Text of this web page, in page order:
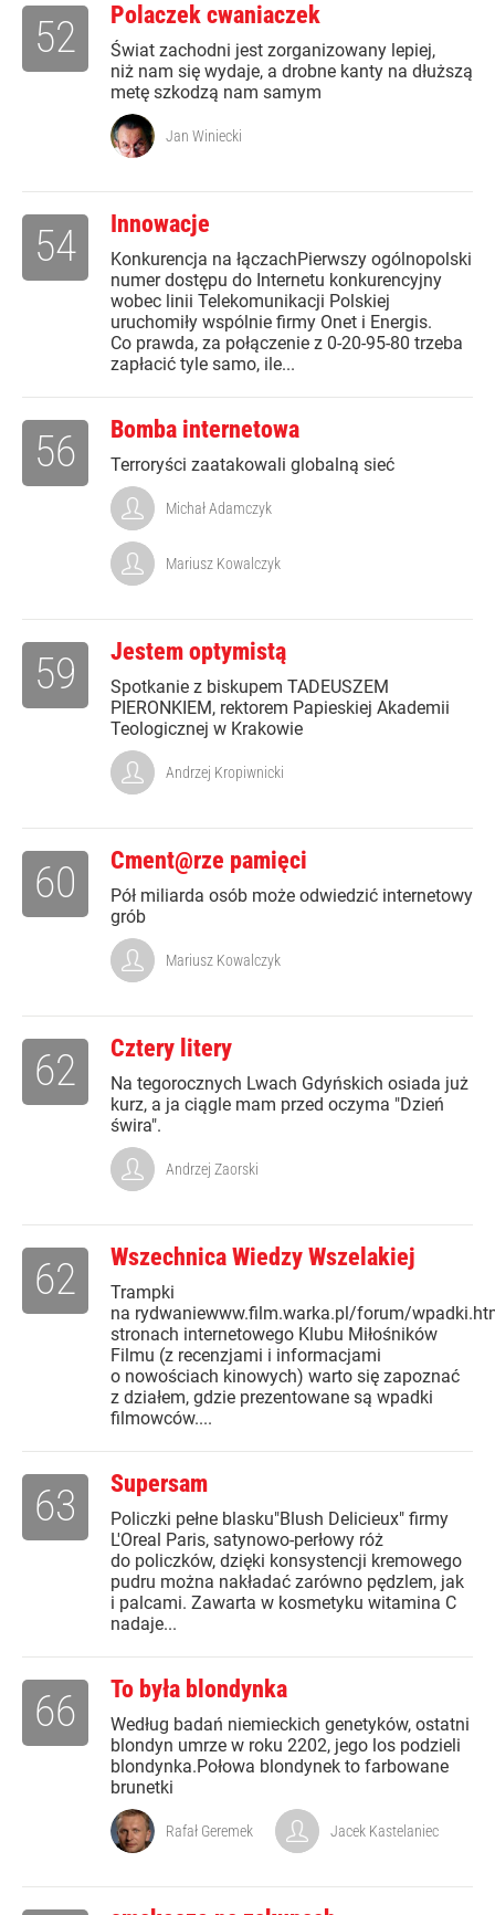
Polaczek cwaniaczek
Świat zachodni jest zorganizowany lepiej,
niż nam się wydaje, a drobne kanty na dłuższą
metę szkodzą nam samym
52
Jan Winiecki
Innowacje
Konkurencja na łączachPierwszy ogólnopolski
numer dostępu do Internetu konkurencyjny
wobec linii Telekomunikacji Polskiej
uruchomiły wspólnie firmy Onet i Energis.
Co prawda, za połączenie z 0-20-95-80 trzeba
zapłacić tyle samo, ile...
54
Bomba internetowa
Terroryści zaatakowali globalną sieć
56
Michał Adamczyk
Mariusz Kowalczyk
Jestem optymistą
Spotkanie z biskupem TADEUSZEM
PIERONKIEM, rektorem Papieskiej Akademii
Teologicznej w Krakowie
59
Andrzej Kropiwnicki
Cment@rze pamięci
Pół miliarda osób może odwiedzić internetowy
grób
60
Mariusz Kowalczyk
Cztery litery
Na tegorocznych Lwach Gdyńskich osiada już
kurz, a ja ciągle mam przed oczyma "Dzień
świra".
62
Andrzej Zaorski
Wszechnica Wiedzy Wszelakiej
Trampki
na rydwaniewww.film.warka.pl/forum/
stronach internetowego Klubu Miłośników
Filmu (z recenzjami i informacjami
o nowościach kinowych) warto się zapoznać
z działem, gdzie prezentowane są wpadki
filmowców....
62
Supersam
Policzki pełne blasku"Blush Delicieux" firmy
L'Oreal Paris, satynowo-perłowy róż
do policzków, dzięki konsystencji kremowego
pudru można nakładać zarówno pędzlem, jak
i palcami. Zawarta w kosmetyku witamina C
nadaje...
63
To była blondynka
Według badań niemieckich genetyków, ostatni
blondyn umrze w roku 2202, jego los podzieli
blondynka.Połowa blondynek to farbowane
brunetki
66
Rafał Geremek Jacek Kastelaniec